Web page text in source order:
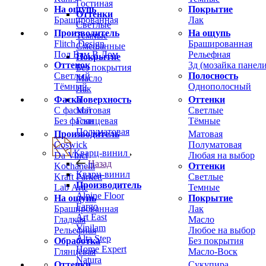
На ощупь
Брашированная
Покрытие
Лак
Производитель
Flitch Design
Пол Вам В Дом
Оттенок
Светлый
Тёмный
На ощупь
Брашированная
Рельефная
3д (мозайка
Полосность
Однополосный
Фаска
С фаской
Без фаски
Оттенки
Светлые
Тёмные
Производитель
Coswick
Da Vinci
Kochanelli
Kraft Parkett
Lab Arte
На ощупь
Брашированная
Гладкая
Рельефная
Обработка
Глянцевая
Матовая
Полуматовая
Любая на выбор
Оттенки
Светлые
Темные
Покрытие
Лак
Масло
Любое на выбор
Без покрытия
Масло-Воск
Гостиная
Оттенки
Светлые
Темные
Смешанные
Покрытие
Без покрытия
Масло
Лак
Поверхность
Матовая
Глянцевая
Полуматовая
Кварц-винил
Назад
Кварц-винил
Производитель
Alpine Floor
Fargo
Art East
Vinilam
Alta Step
Home Expert
Natura